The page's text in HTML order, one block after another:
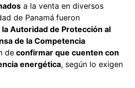
a la venta en diversos
de Panamá fueron
Autoridad de Protección al
de la Competencia
de confirmar que cuenten con
energética, según lo exigen